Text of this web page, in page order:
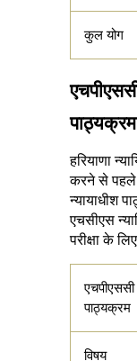
कुल योग
हरियाणा
करने से पहले
न्यायाधीश
एचसीएस
परीक्षा के
पाठ्यक्रम
विषय